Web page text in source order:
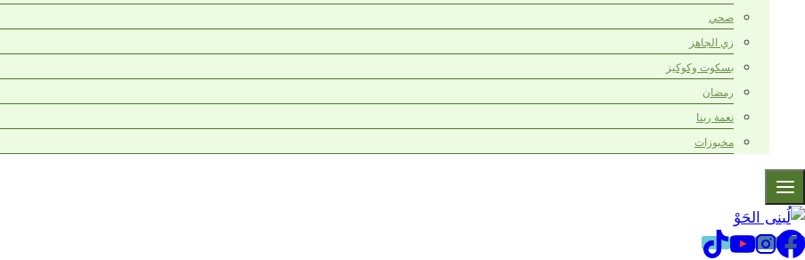
صحي
زي الجاهز
بسكوت وكوكيز
رمضان
نعمة ربنا
مخبوزات